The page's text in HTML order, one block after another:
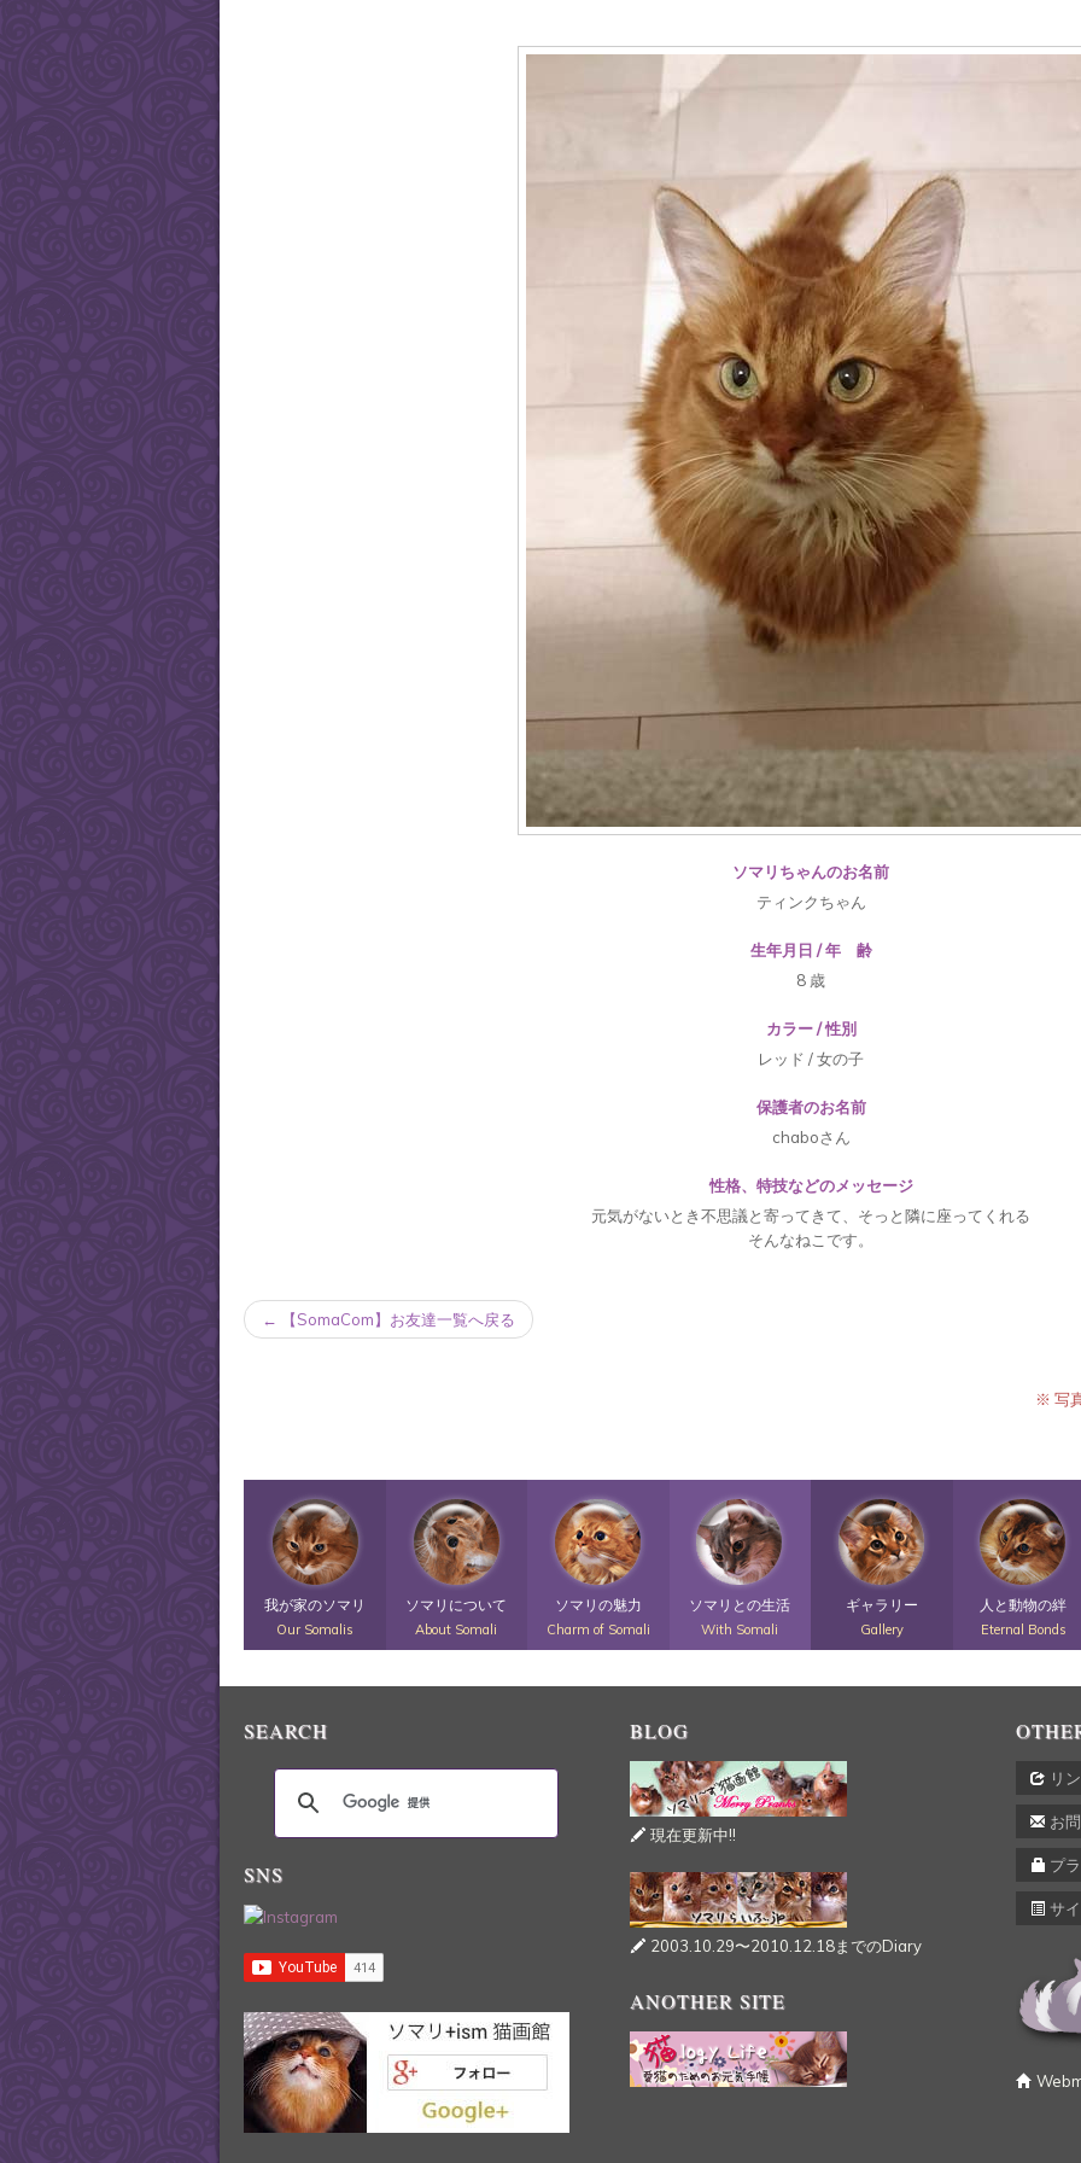
ソマリちゃんのお名前
ティンクちゃん
生年月日 / 年 齢
8 歳
カラー / 性別
レッド / 女の子
保護者のお名前
chaboさん
性格、特技などのメッセージ
元気がないとき不思議と寄ってきて、そっと隣に座ってくれる
そんなねこです。
← 【SomaCom】お友達一覧へ戻る
※ 写
我が家のソマリ
Our Somalis
ソマリについて
About Somali
ソマリの魅力
Charm of Somali
ソマリとの生活
With Somali
ギャラリー
Gallery
人と動物の絆
Eternal Bonds
SEARCH
SNS
BLOG
現在更新中!!
2003.10.29〜2010.12.18までのDiary
ANOTHER SITE
リ
お
プ
サ